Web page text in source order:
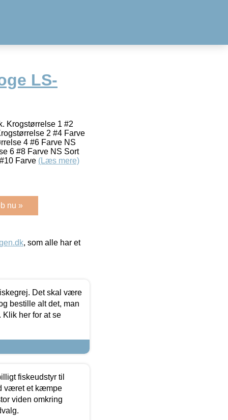
LS-
Krogstørrelse 1 #2
2 #4 Farve
4 #6 Farve NS
6 #8 Farve NS Sort
Farve (Læs mere)
nu »
, som alle har et
Det skal være
bestille alt det, man
her for at se
fiskeudstyr til
været et kæmpe
viden omkring